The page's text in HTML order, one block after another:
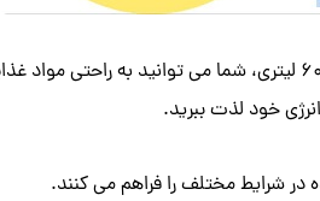
با استفاده از یخدان‌ های پلاستیکی بزرگ با ظرفیت‌ های 45 و 60 لیتری، شما
خود لذت ببرید.
در شرایط مختلف را فراهم می‌ کنند.